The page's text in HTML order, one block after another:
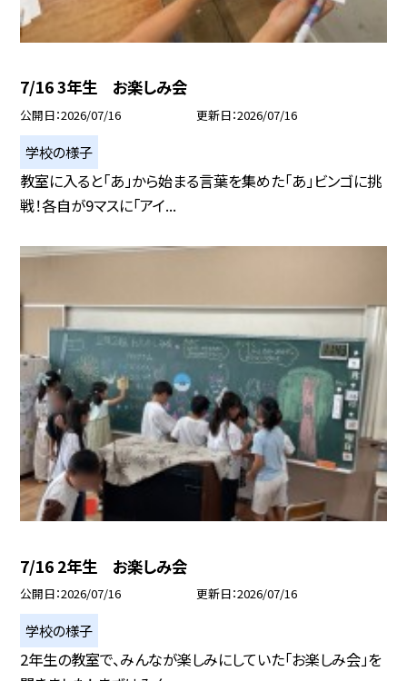
7/16 3年生 お楽しみ会
公開日 2026/07/16 更新日 2026/07/16
学校の様子
教室に入ると「あ」から始まる言葉を集めた「あ」ビンゴに挑
戦！各自が9マスに「アイ...
7/16 2年生 お楽しみ会
公開日 2026/07/16 更新日 2026/07/16
学校の様子
2年生の教室で、みんなが楽しみにしていた「お楽しみ会」を